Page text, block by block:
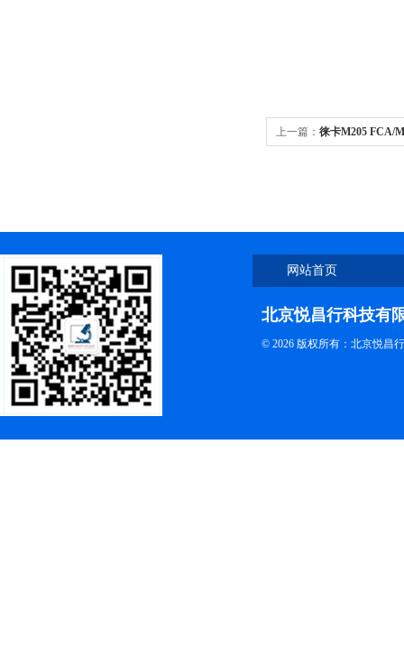
上一篇： 徕卡M205 FCA/
网站首页
北京悦昌行科技有
© 2026 版权所有：北京悦昌